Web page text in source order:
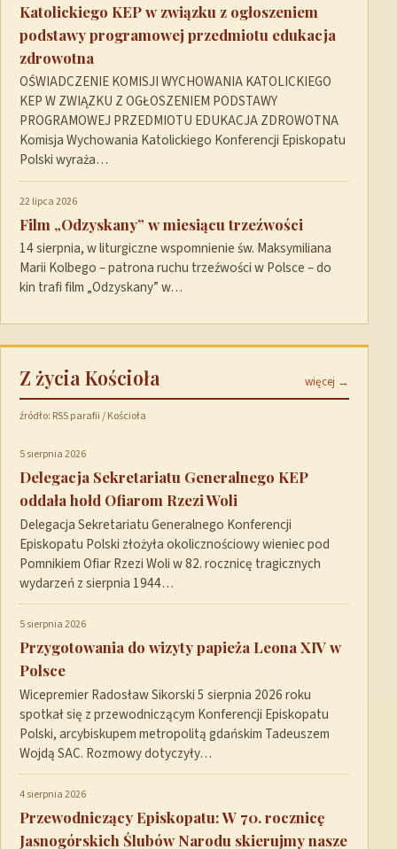
Katolickiego KEP w związku z ogłoszeniem
podstawy programowej przedmiotu edukacja
zdrowotna
OŚWIADCZENIE KOMISJI WYCHOWANIA KATOLICKIEGO
KEP W ZWIĄZKU Z OGŁOSZENIEM PODSTAWY
PROGRAMOWEJ PRZEDMIOTU EDUKACJA ZDROWOTNA
Komisja Wychowania Katolickiego Konferencji Episkopatu
Polski wyraża…
22 lipca 2026
Film „Odzyskany” w miesiącu trzeźwości
14 sierpnia, w liturgiczne wspomnienie św. Maksymiliana
Marii Kolbego – patrona ruchu trzeźwości w Polsce – do
kin trafi film „Odzyskany” w…
Z życia Kościoła więcej →
źródło: RSS parafii / Kościoła
5 sierpnia 2026
Delegacja Sekretariatu Generalnego KEP
oddała hołd Ofiarom Rzezi Woli
Delegacja Sekretariatu Generalnego Konferencji
Episkopatu Polski złożyła okolicznościowy wieniec pod
Pomnikiem Ofiar Rzezi Woli w 82. rocznicę tragicznych
wydarzeń z sierpnia 1944…
5 sierpnia 2026
Przygotowania do wizyty papieża Leona XIV w
Polsce
Wicepremier Radosław Sikorski 5 sierpnia 2026 roku
spotkał się z przewodniczącym Konferencji Episkopatu
Polski, arcybiskupem metropolitą gdańskim Tadeuszem
Wojdą SAC. Rozmowy dotyczyły…
4 sierpnia 2026
Przewodniczący Episkopatu: W 70. rocznicę
Jasnogórskich Ślubów Narodu skierujmy nasze